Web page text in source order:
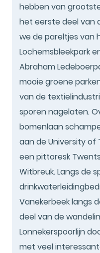
hebben van
het eerste deel van
we de pareltjes van
Lochemsbleekpark
Abraham
mooie groene
van de
sporen nagelaten.
bomenlaan
aan de University of
een pittoresk
Witbreuk. Langs de
Vanekerbeek langs
deel van de
Lonnekerspoorlijn
met veel